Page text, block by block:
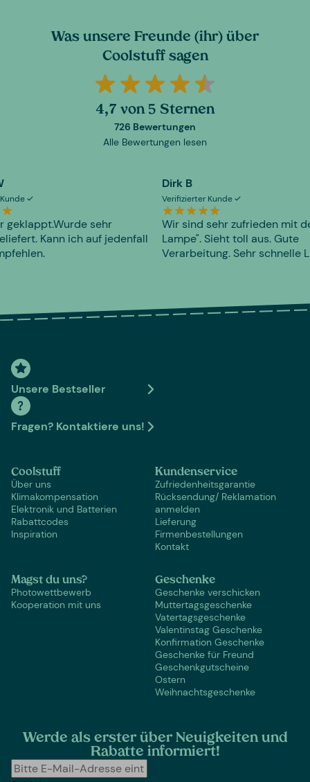
Was unsere Freunde (ihr) über
Coolstuff sagen
4,7 von 5 Sternen
726 Bewertungen
Alle Bewertungen lesen
geklappt.Wurde sehr
Kann ich auf jedenfall
Dirk B
Verifizierter Kunde
Wir sind sehr zufrieden mit
Lampe". Sieht toll aus. Gute
Verarbeitung. Sehr schnelle
Unsere Bestseller
Fragen? Kontaktiere uns!
Coolstuff
Über uns
Klimakompensation
Elektronik und Batterien
Rabattcodes
Inspiration
Kundenservice
Zufriedenheitsgarantie
Rücksendung/ Reklamation
anmelden
Lieferung
Firmenbestellungen
Kontakt
Magst du uns?
Photowettbewerb
Kooperation mit uns
Geschenke
Geschenke verschicken
Muttertagsgeschenke
Vatertagsgeschenke
Valentinstag Geschenke
Konfirmation Geschenke
Geschenke für Freund
Geschenkgutscheine
Ostern
Weihnachtsgeschenke
Werde als erster über Neuigkeiten und
Rabatte informiert!